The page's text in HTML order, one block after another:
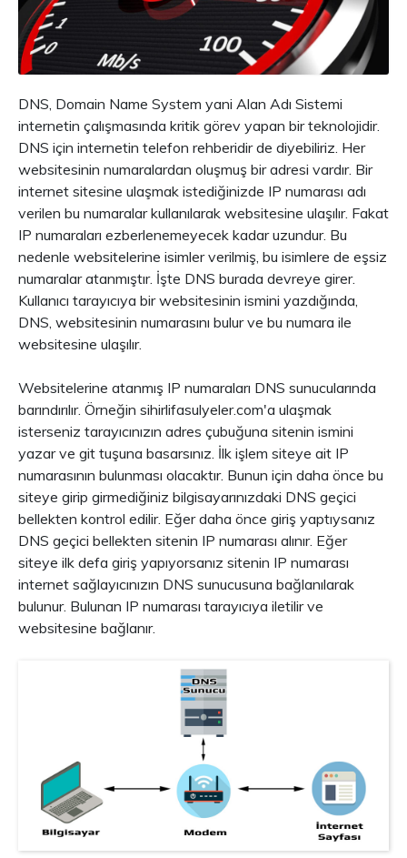
DNS, Domain Name System yani Alan Adı Sistemi
internetin çalışmasında kritik görev yapan bir teknolojidir.
DNS için internetin telefon rehberidir de diyebiliriz. Her
websitesinin numaralardan oluşmuş bir adresi vardır. Bir
internet sitesine ulaşmak istediğinizde IP numarası adı
verilen bu numaralar kullanılarak websitesine ulaşılır. Fakat
IP numaraları ezberlenemeyecek kadar uzundur. Bu
nedenle websitelerine isimler verilmiş, bu isimlere de eşsiz
numaralar atanmıştır. İşte DNS burada devreye girer.
Kullanıcı tarayıcıya bir websitesinin ismini yazdığında,
DNS, websitesinin numarasını bulur ve bu numara ile
websitesine ulaşılır.
Websitelerine atanmış IP numaraları DNS sunucularında
barındırılır. Örneğin sihirlifasulyeler.com'a ulaşmak
isterseniz tarayıcınızın adres çubuğuna sitenin ismini
yazar ve git tuşuna basarsınız. İlk işlem siteye ait IP
numarasının bulunması olacaktır. Bunun için daha önce bu
siteye girip girmediğiniz bilgisayarınızdaki DNS geçici
bellekten kontrol edilir. Eğer daha önce giriş yaptıysanız
DNS geçici bellekten sitenin IP numarası alınır. Eğer
siteye ilk defa giriş yapıyorsanız sitenin IP numarası
internet sağlayıcınızın DNS sunucusuna bağlanılarak
bulunur. Bulunan IP numarası tarayıcıya iletilir ve
websitesine bağlanır.